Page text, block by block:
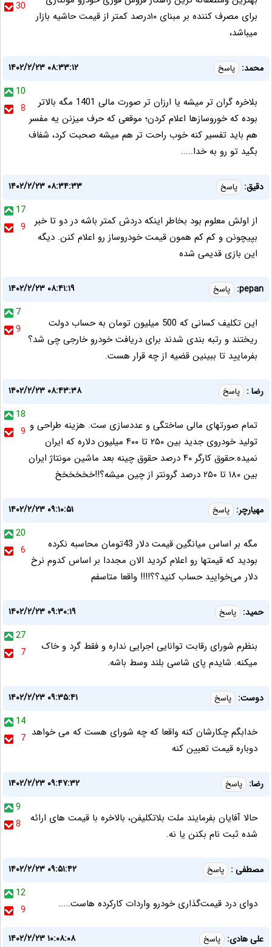
30
برای مصرف کننده بر مبنای ۱۰درصد کمتر از قیمت حاشیه بازار
میباشد،
محمد: پاسخ
۱۴۰۲/۲/۲۳ ۰۸:۳۳:۱۲
10
8
بلاخره گران تر میشه یا ارزان تر صورت مالی 1401 مگه بالاتر
بوده که خوروسازها اعلام کردن؛ موقعی که حرف میزنن یه مفسر
هم باید تفسیر کنه خوب راحت تر هم میشه صحبت کرد، شفاف
بگید تو رو به خدا.....
دقیق: پاسخ
۱۴۰۲/۲/۲۳ ۰۸:۳۴:۳۳
17
9
از اولش معلوم بود بخاطر اینکه دردش کمتر باشه در دو تا خبر
بپیچونن و کم کم همون قیمت خودروساز رو اعلام کنن. دیگه
این بازی قدیمی شده
pepan: پاسخ
۱۴۰۲/۲/۲۳ ۰۸:۴۱:۱۹
7
9
این تکلیف کسانی که 500 میلیون تومان به حساب دولت
ریختند و رتبه بندی شدند برای دریافت خودرو خارجی چی شد؟
بفرمایید تا ببینین قضیه از چه قرار هست.
رضا : پاسخ
۱۴۰۲/۲/۲۳ ۰۸:۴۳:۳۸
18
9 تمام صورتهای مالی ساختگی و عددسازی ست. هزینه طراحی و
تولید خودروی جدید بین ۲۵۰ تا ۴۰۰ میلیون دلاره که ایران
نمیده.حقوق کارگر ۴۰ درصد حقوق چینه بعد ماشین مونتاژ ایران
بین ۱۸۰ تا ۲۵۰ درصد گرونتر از چین میشه؟!!خخخخخخ
مهیارچر: پاسخ
۱۴۰۲/۲/۲۳ ۰۹:۱۰:۵۱
20
6
مگه بر اساس میانگین قیمت دلار 43تومان محاسبه نکرده
بودید که قیمتها رو اعلام کردید الان مجددا بر اساس کدوم نرخ
دلار می‌خوایید حساب کنید؟؟!!!! واقعا متاسفم
حمید: پاسخ
۱۴۰۲/۲/۲۳ ۰۹:۳۰:۱۹
27
7
بنظرم شورای رقابت توانایی اجرایی نداره و فقط گرد و خاک
میکنه. شایدم پای شاسی بلند وسط باشه.
دوست: پاسخ
۱۴۰۲/۲/۲۳ ۰۹:۳۵:۴۱
14
7 خدابگم چکارشان کنه واقعا که چه شورای هست که می خواهد
دوباره قیمت تعیین کنه
رضا: پاسخ
۱۴۰۲/۲/۲۳ ۰۹:۴۷:۳۲
9
8
حالا آفایان بفرمایند ملت بلاتکلیفن، بالاخره با قیمت های ارائه
شده ثبت نام بکنن یا نه.
مصطفی : پاسخ
۱۴۰۲/۲/۲۳ ۰۹:۵۱:۴۲
12
9
دوای درد قیمت‌گذاری خودرو واردات کارکرده هاست.....
علی هادی: پاسخ
۱۴۰۲/۲/۲۳ ۱۰:۰۸:۰۸